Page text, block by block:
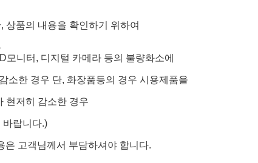
상품의 내용을 확인하기 위하여
니터, 디지털 카메라 등의 불량화소에
소한 경우 단, 화장품등의 경우 시용제품을
현저히 감소한 경우
바랍니다.)
고객님께서 부담하셔야 합니다.